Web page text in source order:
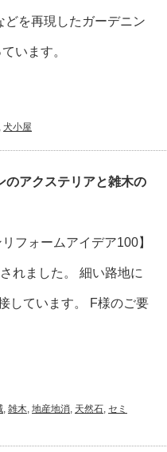
を再現したガーデニン
います。
, 犬小屋
のアクステリアと雑木の
フォームアイデア100】
れました。 細い路地に
しています。 F様のご要
, 雑木, 地産地消, 天然石, セミ